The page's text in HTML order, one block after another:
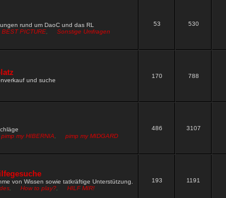
neu setzen
»
ja gut funktioniert
wie das vom zirkel
»
und müsste dich irgendwie pn mässig erreichen wegen
rund um DaoC und das RL
BEST PICTURE Sonstige Umfragen
53 530
und suche
170 788
pimp my HIBERNIA pimp my MIDGARD
486 3107
von Wissen sowie tatkräftige Unterstützung.
How to play? HILF MIR!
193 1191